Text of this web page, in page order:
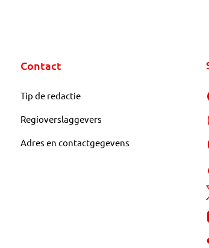
Contact
Tip de redactie
Regioverslaggevers
Adres en contactgegevens